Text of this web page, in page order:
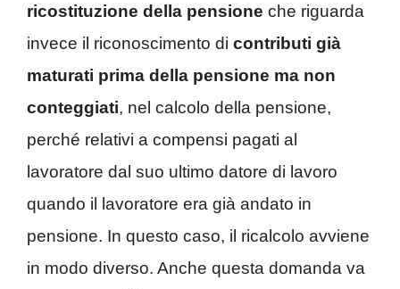
ricostituzione della pensione che riguarda
invece il riconoscimento di contributi già
maturati prima della pensione ma non
conteggiati, nel calcolo della pensione,
perché relativi a compensi pagati al
lavoratore dal suo ultimo datore di lavoro
quando il lavoratore era già andato in
pensione. In questo caso, il ricalcolo avviene
in modo diverso. Anche questa domanda va